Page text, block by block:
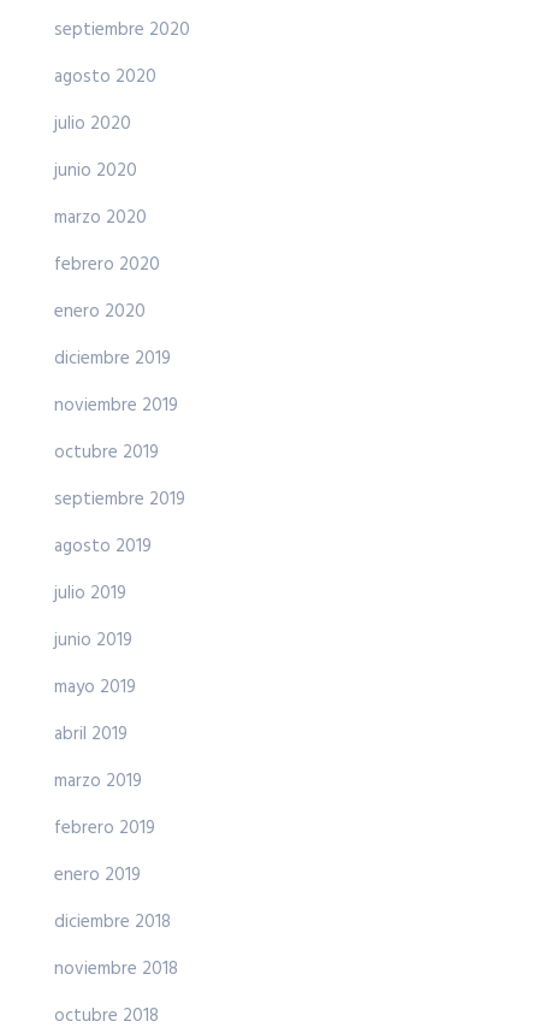
septiembre 2020
agosto 2020
julio 2020
junio 2020
marzo 2020
febrero 2020
enero 2020
diciembre 2019
noviembre 2019
octubre 2019
septiembre 2019
agosto 2019
julio 2019
junio 2019
mayo 2019
abril 2019
marzo 2019
febrero 2019
enero 2019
diciembre 2018
noviembre 2018
octubre 2018